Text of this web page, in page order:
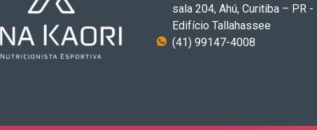
sala 204, Ahú, Curitiba – PR -
Edifício Tallahassee
(41) 99147-4008